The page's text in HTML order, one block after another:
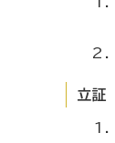
立証